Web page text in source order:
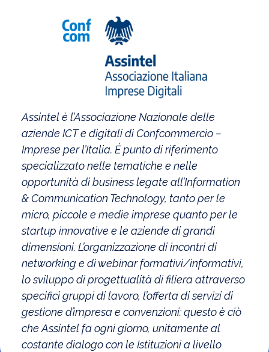
Assintel è l’Associazione Nazionale delle
aziende ICT e digitali di Confcommercio –
Imprese per l’Italia. É punto di riferimento
specializzato nelle tematiche e nelle
opportunità di business legate all’Information
& Communication Technology, tanto per le
micro, piccole e medie imprese quanto per le
startup innovative e le aziende di grandi
dimensioni. L’organizzazione di incontri di
networking e di webinar formativi/informativi,
lo sviluppo di progettualità di filiera attraverso
specifici gruppi di lavoro, l’offerta di servizi di
gestione d’impresa e convenzioni: questo è ciò
che Assintel fa ogni giorno, unitamente al
costante dialogo con le Istituzioni a livello